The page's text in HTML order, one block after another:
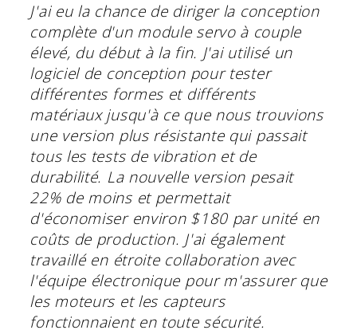
J'ai eu la chance de diriger la conception
complète d'un module servo à couple
élevé, du début à la fin. J'ai utilisé un
logiciel de conception pour tester
différentes formes et différents
matériaux jusqu'à ce que nous trouvions
une version plus résistante qui passait
tous les tests de vibration et de
durabilité. La nouvelle version pesait
22% de moins et permettait
d'économiser environ $180 par unité en
coûts de production. J'ai également
travaillé en étroite collaboration avec
l'équipe électronique pour m'assurer que
les moteurs et les capteurs
fonctionnaient en toute sécurité.